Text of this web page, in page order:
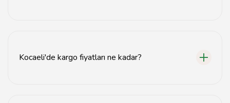
Kocaeli'de kargo fiyatları ne kadar?